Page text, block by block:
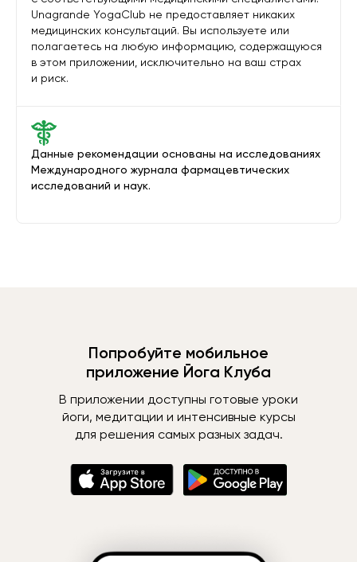
Данные рекомендации основаны на исследованиях
Международного журнала фармацевтических
исследований и наук.
Unagrande YogaClub не предоставляет никаких
медицинских консультаций. Вы используете или
полагаетесь на любую информацию, содержащуюся
в этом приложении, исключительно на ваш страх
и риск.
Попробуйте мобильное
приложение Йога Клуба
В приложении доступны готовые уроки
йоги, медитации и интенсивные курсы
для решения самых разных задач.